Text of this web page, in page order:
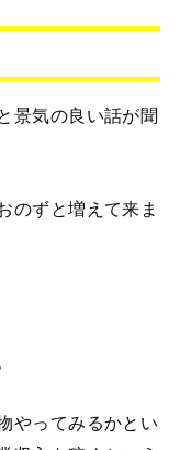
景気の良い話が聞
のずと増えて来ま
やってみるかとい